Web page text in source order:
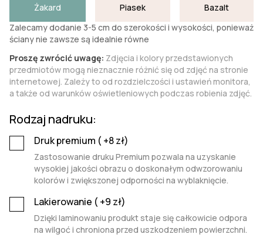
Żakard Piasek
Bazalt
Zalecamy dodanie 3-5 cm do szerokości i wysokości, ponieważ
ściany nie zawsze są idealnie równe
Proszę zwrócić uwagę: Zdjęcia i kolory przedstawionych
przedmiotów mogą nieznacznie różnić się od zdjęć na stronie
internetowej. Zależy to od rozdzielczości i ustawień monitora,
a także od warunków oświetleniowych podczas robienia zdjęć.
Rodzaj nadruku:
Druk premium ( +8zł)
Zastosowanie druku Premium pozwala na uzyskanie
wysokiej jakości obrazu o doskonałym odwzorowaniu
kolorów i zwiększonej odporności na wyblaknięcie.
Lakierowanie ( +9 zł)
Dzięki laminowaniu produkt staje się całkowicie odpora
na wilgoć i chroniona przed uszkodzeniem powierzchni.